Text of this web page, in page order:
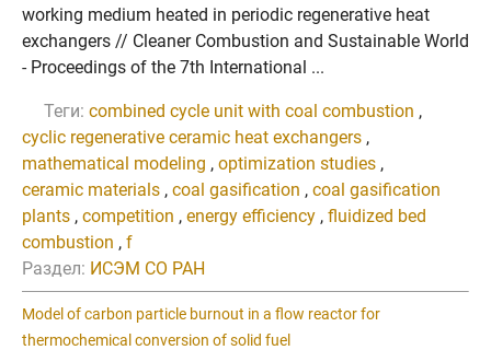
working medium heated in periodic regenerative heat
exchangers // Cleaner Combustion and Sustainable World
- Proceedings of the 7th International ...
Теги: combined cycle unit with coal combustion ,
cyclic regenerative ceramic heat exchangers ,
mathematical modeling , optimization studies ,
ceramic materials , coal gasification , coal gasification
plants , competition , energy efficiency , fluidized bed
combustion , f
Раздел: ИСЭМ СО РАН
Model of carbon particle burnout in a flow reactor for
thermochemical conversion of solid fuel